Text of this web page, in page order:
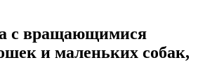
с вращающимися
и маленьких собак,